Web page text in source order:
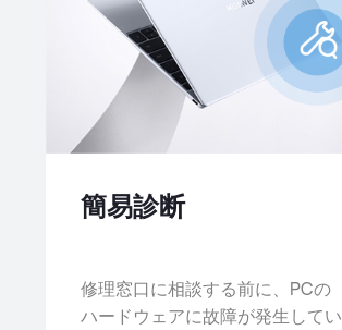
簡易診断
修理窓口に相談する前に、PCの
ハードウェアに故障が発生してい